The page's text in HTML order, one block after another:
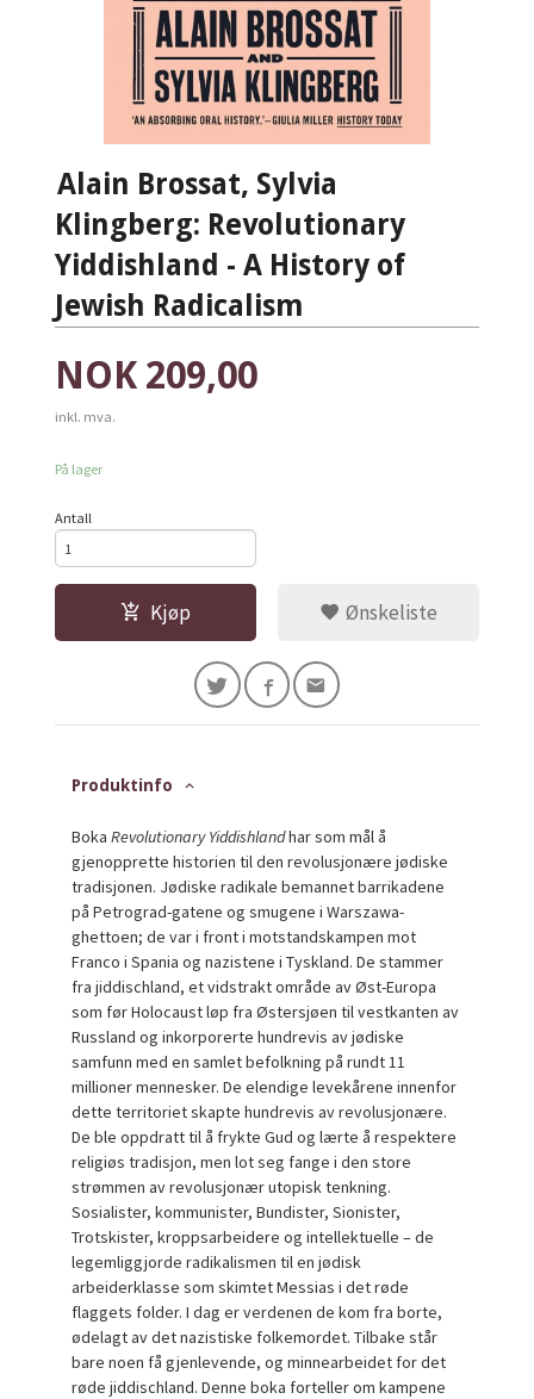
Alain Brossat, Sylvia
Klingberg: Revolutionary
Yiddishland - A History of
Jewish Radicalism
Pris
NOK 209,00
inkl. mva.
På lager
Antall
Kjøp Ønskeliste
Produktinfo
BokaRevolutionary Yiddishlandhar som mål å
gjenopprette historien til den revolusjonære jødiske
tradisjonen. Jødiske radikale bemannet barrikadene
på Petrograd-gatene og smugene i Warszawa-
ghettoen; de var i front i motstandskampen mot
Franco i Spania og nazistene i Tyskland. De stammer
fra jiddischland, et vidstrakt område av Øst-Europa
som før Holocaust løp fra Østersjøen til vestkanten av
Russland og inkorporerte hundrevis av jødiske
samfunn med en samlet befolkning på rundt 11
millioner mennesker. De elendige levekårene innenfor
dette territoriet skapte hundrevis av revolusjonære.
De ble oppdratt til å frykte Gud og lærte å respektere
religiøs tradisjon, men lot seg fange i den store
strømmen av revolusjonær utopisk tenkning.
Sosialister, kommunister, Bundister, Sionister,
Trotskister, kroppsarbeidere og intellektuelle – de
legemliggjorde radikalismen til en jødisk
arbeiderklasse som skimtet Messias i det røde
flaggets folder. I dag er verdenen de kom fra borte,
ødelagt av det nazistiske folkemordet. Tilbake står
bare noen få gjenlevende, og minnearbeidet for det
røde jiddischland. Denne boka forteller om kampene